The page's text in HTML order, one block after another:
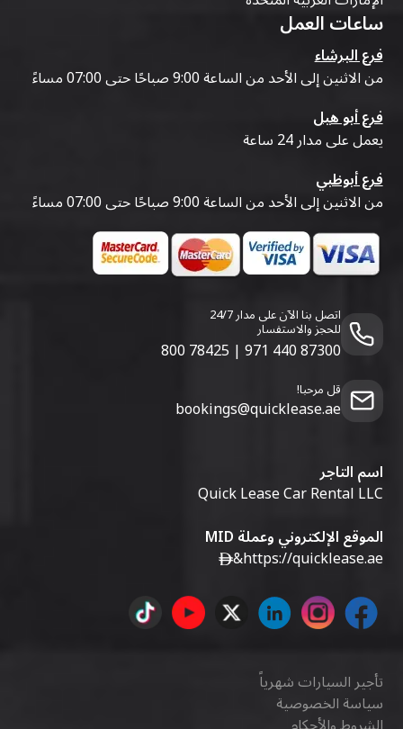
ساعات العمل
فرع البرشاء
من الاثنين إلى الأحد من الساعة 9:00 صباحًا حتى 07:00 مساءً
فرع أبو هيل
يعمل على مدار 24 ساعة
فرع أبوظبي
من الاثنين إلى الأحد من الساعة 9:00 صباحًا حتى 07:00 مساءً
اتصل بنا الآن على مدار 24/7
للحجز والاستفسار
800 78425 | 971 440 87300
قل مرحبا!
bookings@quicklease.ae
اسم التاجر
Quick Lease Car Rental LLC
الموقع الإلكتروني وعملة MID
https://quicklease.ae
&
تأجير السيارات شهرياً
سياسة الخصوصية